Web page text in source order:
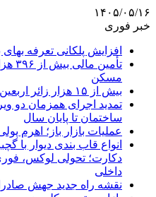
۱۴۰۵/۰۵/۱۶
خبر فوری
افزایش پلکانی تعرفه
مسکن
بیش از ۱۵ هزار زائر اربعین به البرز بازگشتند
ساختمان تا پایان سال
عملیات بازار باز؛ اهرم
انواع قاب بندی دیوار با
دکارت؛ تحولی لوکس،
داخلی
نقشه راه جدید جهش